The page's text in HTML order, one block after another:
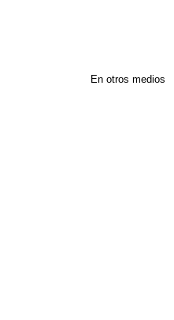
En otros medios